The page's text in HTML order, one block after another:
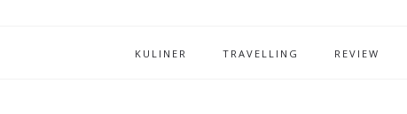
KULINER TRAVELLING REVIEW